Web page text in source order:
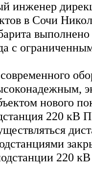
инженер
в Сочи
выполнено
с
нового
220 кВ
220